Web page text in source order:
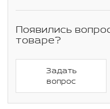
Появились
товаре?
Задать
вопрос